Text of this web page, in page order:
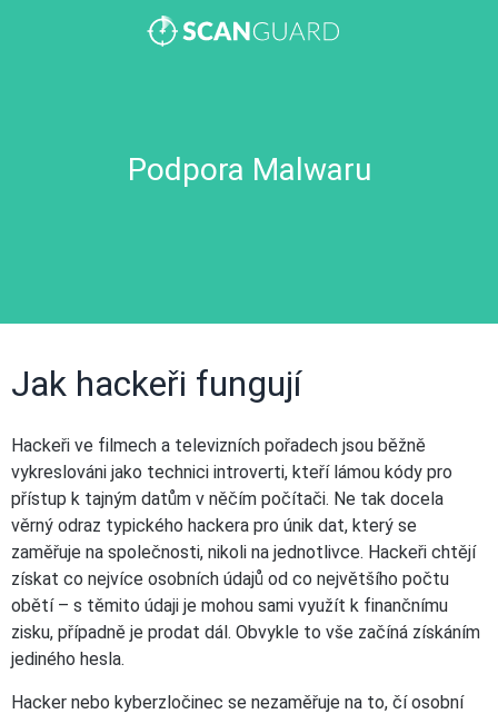
Podpora Malwaru
Jak hackeři fungují
Hackeři ve filmech a televizních pořadech jsou běžně
vykreslováni jako technici introverti, kteří lámou kódy pro
přístup k tajným datům v něčím počítači. Ne tak docela
věrný odraz typického hackera pro únik dat, který se
zaměřuje na společnosti, nikoli na jednotlivce. Hackeři chtějí
získat co nejvíce osobních údajů od co největšího počtu
obětí – s těmito údaji je mohou sami využít k finančnímu
zisku, případně je prodat dál. Obvykle to vše začíná získáním
jediného hesla.
Hacker nebo kyberzločinec se nezaměřuje na to, čí osobní